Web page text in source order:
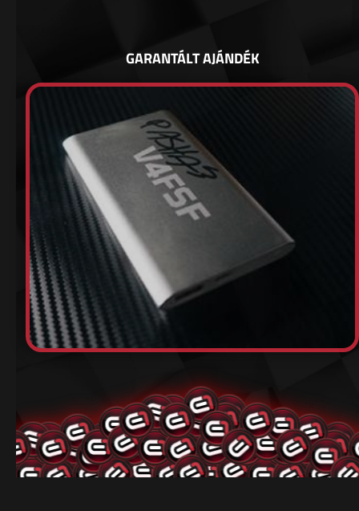
GARANTÁLT AJÁNDÉK